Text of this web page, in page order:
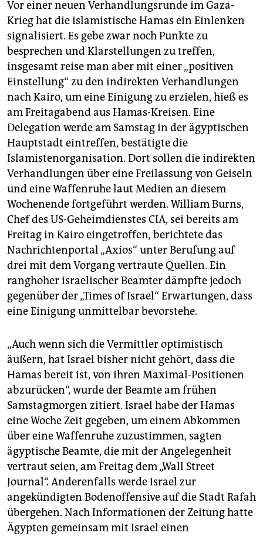
Vor einer neuen Verhandlungsrunde im Gaza-
Krieg hat die islamistische Hamas ein Einlenken
signalisiert. Es gebe zwar noch Punkte zu
besprechen und Klarstellungen zu treffen,
insgesamt reise man aber mit einer „positiven
Einstellung“ zu den indirekten Verhandlungen
nach Kairo, um eine Einigung zu erzielen, hieß es
am Freitagabend aus Hamas-Kreisen. Eine
Delegation werde am Samstag in der ägyptischen
Hauptstadt eintreffen, bestätigte die
Islamistenorganisation. Dort sollen die indirekten
Verhandlungen über eine Freilassung von Geiseln
und eine Waffenruhe laut Medien an diesem
Wochenende fortgeführt werden. William Burns,
Chef des US-Geheimdienstes CIA, sei bereits am
Freitag in Kairo eingetroffen, berichtete das
Nachrichtenportal „Axios“ unter Berufung auf
drei mit dem Vorgang vertraute Quellen. Ein
ranghoher israelischer Beamter dämpfte jedoch
gegenüber der „Times of Israel“ Erwartungen, dass
eine Einigung unmittelbar bevorstehe.
„Auch wenn sich die Vermittler optimistisch
äußern, hat Israel bisher nicht gehört, dass die
Hamas bereit ist, von ihren Maximal-Positionen
abzurücken“, wurde der Beamte am frühen
Samstagmorgen zitiert. Israel habe der Hamas
eine Woche Zeit gegeben, um einem Abkommen
über eine Waffenruhe zuzustimmen, sagten
ägyptische Beamte, die mit der Angelegenheit
vertraut seien, am Freitag dem „Wall Street
Journal“. Anderenfalls werde Israel zur
angekündigten Bodenoffensive auf die Stadt Rafah
übergehen. Nach Informationen der Zeitung hatte
Ägypten gemeinsam mit Israel einen